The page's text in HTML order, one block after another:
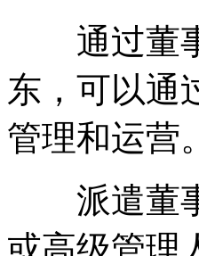
通过董事
东，可以通
管理和运营。
派遣董事